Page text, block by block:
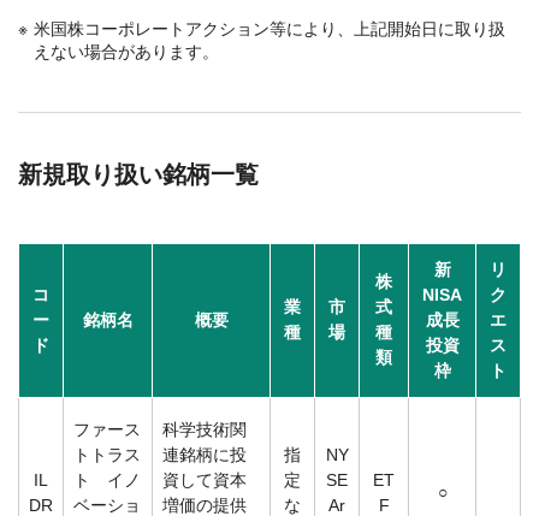
米国株コーポレートアクション等により、上記開始日に取り扱
えない場合があります。
新規取り扱い銘柄一覧
コ
ー
ド
銘柄名 概要
業
種
市
場
株
式
種
類
新
NISA
成長
投資
枠
リ
ク
エ
ス
ト
IL
DR
ファース
トトラス
ト イノ
ベーショ
科学技術関
連銘柄に投
資して資本
増価の提供
指
定
な
NY
SE
Ar
ET
F
○